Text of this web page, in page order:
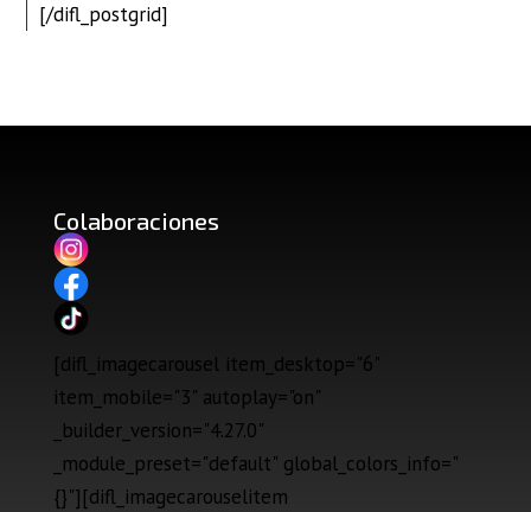
[/difl_postgrid]
Colaboraciones
[difl_imagecarousel item_desktop="6"
item_mobile="3" autoplay="on"
_builder_version="4.27.0"
_module_preset="default" global_colors_info="
{}"][difl_imagecarouselitem